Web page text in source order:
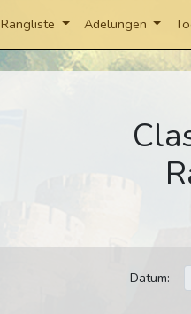
Rangliste Adelungen
Datum: